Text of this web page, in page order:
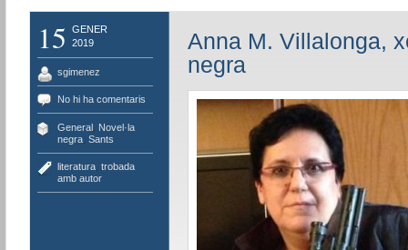
15
GENER
2019
sgimenez
No hi ha comentaris
General, Novel·la
negra, Sants
literatura, trobada
amb autor
Anna M. Villalonga,
negra